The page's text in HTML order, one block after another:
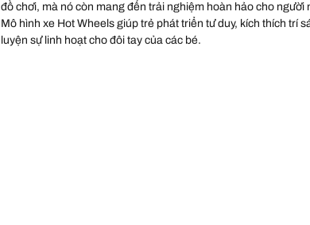
đồ chơi, mà nó còn mang đến trải nghiệm hoàn hảo cho người
Mô hình xe Hot Wheels giúp trẻ phát triển tư duy, kích thích trí
luyện sự linh hoạt cho đôi tay của các bé.